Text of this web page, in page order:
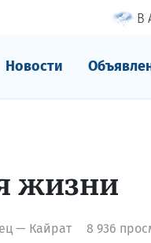
В
Новости
— Кайрат 8 936
жизни